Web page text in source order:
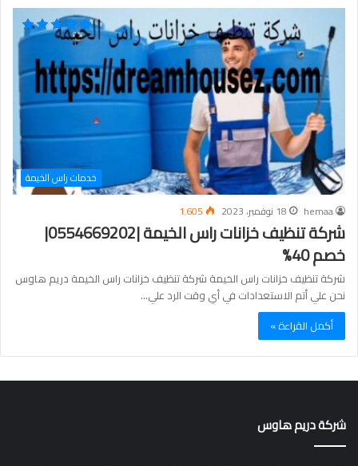
خدمات راس الخيمة
hemaa
18 نوفمبر، 2023 1٬605
شركة تنظيف خزانات راس الخيمة |0554669202|
خصم 40%
شركة تنظيف خزانات راس الخيمة شركة تنظيف خزانات راس الخيمة دريم هاوس
نحن علي أتم الاستعدادات في أي وقت الرد علي…
أكمل القراءة »
شركة دريم هاوس